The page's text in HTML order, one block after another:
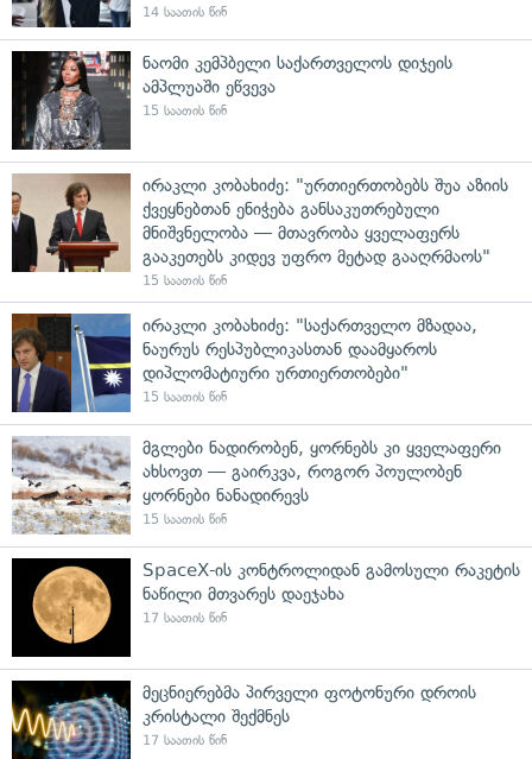
14 საათის წინ
ნაომი კემპბელი საქართველოს დიჯეის
ამპლუაში ეწვევა
15 საათის წინ
ირაკლი კობახიძე: "ურთიერთობებს შუა აზიის
ქვეყნებთან ენიჭება განსაკუთრებული
მნიშვნელობა — მთავრობა ყველაფერს
გააკეთებს კიდევ უფრო მეტად გააღრმაოს"
15 საათის წინ
ირაკლი კობახიძე: "საქართველო მზადაა,
ნაურუს რესპუბლიკასთან დაამყაროს
დიპლომატიური ურთიერთობები"
15 საათის წინ
მგლები ნადირობენ, ყორნებს კი ყველაფერი
ახსოვთ — გაირკვა, როგორ პოულობენ
ყორნები ნანადირევს
15 საათის წინ
SpaceX-ის კონტროლიდან გამოსული რაკეტის
ნაწილი მთვარეს დაეჯახა
17 საათის წინ
მეცნიერებმა პირველი ფოტონური დროის
კრისტალი შექმნეს
17 საათის წინ